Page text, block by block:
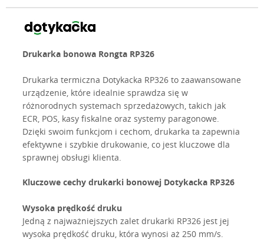
Drukarka bonowa Rongta RP326
Drukarka termiczna Dotykacka RP326 to zaawansowane
urządzenie, które idealnie sprawdza się w
różnorodnych systemach sprzedażowych, takich jak
ECR, POS, kasy fiskalne oraz systemy paragonowe.
Dzięki swoim funkcjom i cechom, drukarka ta zapewnia
efektywne i szybkie drukowanie, co jest kluczowe dla
sprawnej obsługi klienta.
Kluczowe cechy drukarki bonowej Dotykacka RP326
Wysoka prędkość druku
Jedną z najważniejszych zalet drukarki RP326 jest jej
wysoka prędkość druku, która wynosi aż 250 mm/s.